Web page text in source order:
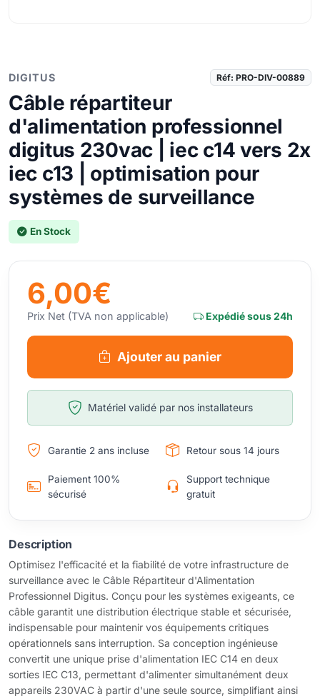
DIGITUS Réf: PRO-DIV-00889
Câble répartiteur
d'alimentation professionnel
digitus 230vac | iec c14 vers 2x
iec c13 | optimisation pour
systèmes de surveillance
En Stock
6,00€
Prix Net (TVA non applicable) Expédié sous 24h
Ajouter au panier
Matériel validé par nos installateurs
Garantie 2 ans incluse Retour sous 14 jours
Paiement 100%
sécurisé
Support technique
gratuit
Description
Optimisez l'efficacité et la fiabilité de votre infrastructure de
surveillance avec le Câble Répartiteur d'Alimentation
Professionnel Digitus. Conçu pour les systèmes exigeants, ce
câble garantit une distribution électrique stable et sécurisée,
indispensable pour maintenir vos équipements critiques
opérationnels sans interruption. Sa conception ingénieuse
convertit une unique prise d'alimentation IEC C14 en deux
sorties IEC C13, permettant d'alimenter simultanément deux
appareils 230VAC à partir d'une seule source, simplifiant ainsi